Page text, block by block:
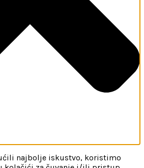
najbolje iskustvo, koristimo